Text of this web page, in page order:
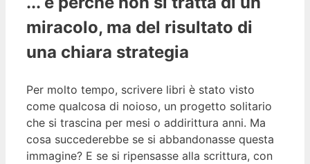
miracolo, ma del risultato di
una chiara strategia
Per molto tempo, scrivere libri è stato visto
come qualcosa di noioso, un progetto solitario
che si trascina per mesi o addirittura anni. Ma
cosa succederebbe se si abbandonasse questa
immagine? E se si ripensasse alla scrittura, con